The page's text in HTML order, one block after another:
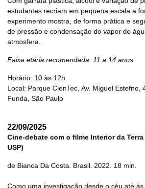
estudantes recriam em pequena escala a
experimento mostra, de forma prática e
de pressão e condensação do vapor de
atmosfera.
Faixa etária recomendada: 11 a 14 anos
Horário: 10 às 12h
Local: Parque CienTec, Av. Miguel Estefno,
Funda, São Paulo
22/09/2025
Cine-debate com o filme Interior da
USP)
de Bianca Da Costa. Brasil. 2022. 18 min.
Como uma investigação desde o céu até